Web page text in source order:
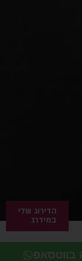
הדירוג שלי
במידרג
בווטסאפ